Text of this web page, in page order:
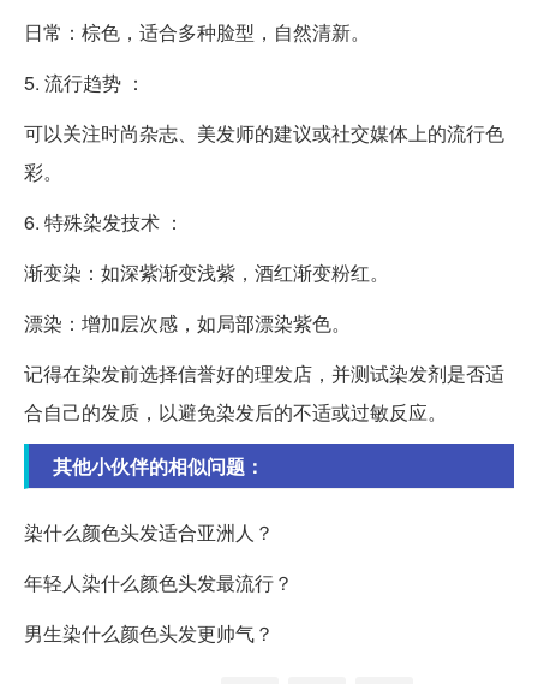
日常：棕色，适合多种脸型，自然清新。
5. 流行趋势 ：
可以关注时尚杂志、美发师的建议或社交媒体上的流行色
彩。
6. 特殊染发技术 ：
渐变染：如深紫渐变浅紫，酒红渐变粉红。
漂染：增加层次感，如局部漂染紫色。
记得在染发前选择信誉好的理发店，并测试染发剂是否适
合自己的发质，以避免染发后的不适或过敏反应。
其他小伙伴的相似问题：
染什么颜色头发适合亚洲人？
年轻人染什么颜色头发最流行？
男生染什么颜色头发更帅气？